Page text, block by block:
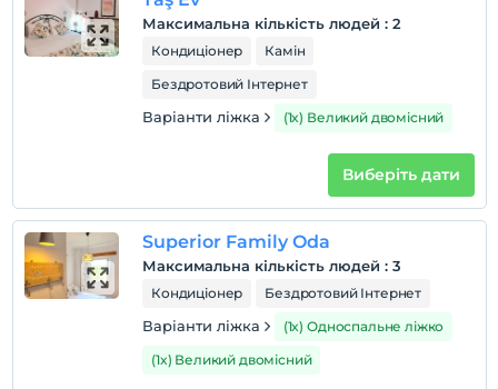
Плата за дітей віком до 2 не стягується
1 дітей віком до 6 за номер не стягується
Максимальна кількість людей : 2
Кондиціонер
Камін
Бездротовий Інтернет
Варіанти ліжка (1x) Великий двомісний
Виберіть дати
Superior Family Oda
Максимальна кількість людей : 3
Кондиціонер Бездротовий Інтернет
Варіанти ліжка
(1x) Односпальне ліжко
(1x) Великий двомісний